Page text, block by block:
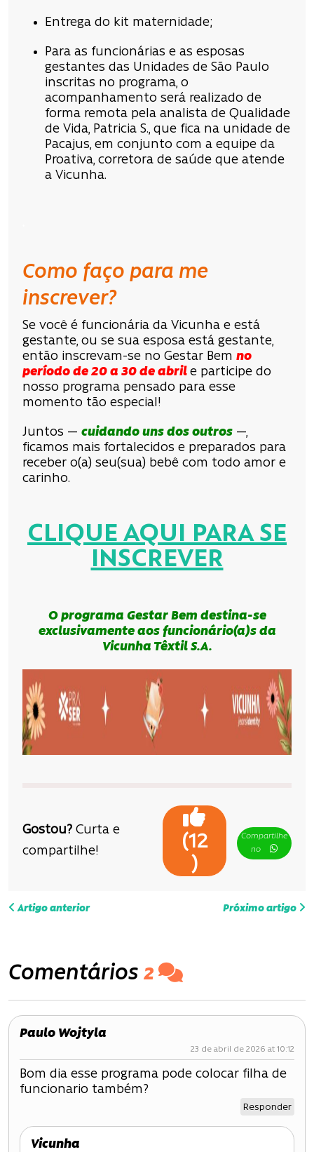
Entrega do kit maternidade;
Para as funcionárias e as esposas
gestantes das Unidades de São Paulo
inscritas no programa, o
acompanhamento será realizado de
forma remota pela analista de Qualidade
de Vida, Patricia S., que fica na unidade de
Pacajus, em conjunto com a equipe da
Proativa, corretora de saúde que atende
a Vicunha.
Como faço para me
inscrever?
Se você é funcionária da Vicunha e está
gestante, ou se sua esposa está gestante,
então inscrevam-se no Gestar Bem no
período de 20 a 30 de abril e participe do
nosso programa pensado para esse
momento tão especial!
Juntos — cuidando uns dos outros —,
ficamos mais fortalecidos e preparados para
receber o(a) seu(sua) bebê com todo amor e
carinho.
CLIQUE AQUI PARA SE
INSCREVER
O programa Gestar Bem destina-se
exclusivamente aos funcionário(a)s da
Vicunha Têxtil S.A.
Gostou? Curta e
compartilhe!
(12
)
Compartilhe
no
N
v
e
g
a
ç
ã
o
Artigo anterior Próximo artigo
Comentários 2
Paulo Wojtyla
23 de abril de 2026 at 10:12
Bom dia esse programa pode colocar filha de
funcionario também?
Responder
Vicunha